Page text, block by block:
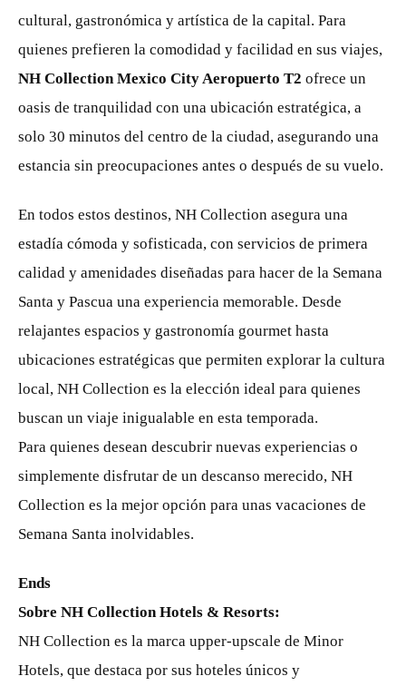
cultural, gastronómica y artística de la capital. Para
quienes prefieren la comodidad y facilidad en sus viajes,
NH Collection Mexico City Aeropuerto T2 ofrece un
oasis de tranquilidad con una ubicación estratégica, a
solo 30 minutos del centro de la ciudad, asegurando una
estancia sin preocupaciones antes o después de su vuelo.
En todos estos destinos, NH Collection asegura una
estadía cómoda y sofisticada, con servicios de primera
calidad y amenidades diseñadas para hacer de la Semana
Santa y Pascua una experiencia memorable. Desde
relajantes espacios y gastronomía gourmet hasta
ubicaciones estratégicas que permiten explorar la cultura
local, NH Collection es la elección ideal para quienes
buscan un viaje inigualable en esta temporada.
Para quienes desean descubrir nuevas experiencias o
simplemente disfrutar de un descanso merecido, NH
Collection es la mejor opción para unas vacaciones de
Semana Santa inolvidables.
Ends
Sobre NH Collection Hotels & Resorts:
NH Collection es la marca upper-upscale de Minor
Hotels, que destaca por sus hoteles únicos y